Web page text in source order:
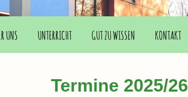
UNS UNTERRICHT GUT ZU WISSEN KONTAKT
Termine 2025/26